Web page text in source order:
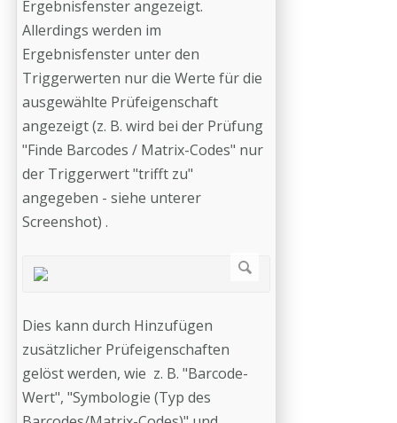
Ergebnisfenster angezeigt.
Allerdings werden im
Ergebnisfenster unter den
Triggerwerten nur die Werte für die
ausgewählte Prüfeigenschaft
angezeigt (z. B. wird bei der Prüfung
"Finde Barcodes / Matrix-Codes" nur
der Triggerwert "trifft zu"
angegeben - siehe unterer
Screenshot) .
Dies kann durch Hinzufügen
zusätzlicher Prüfeigenschaften
gelöst werden, wie z. B. "Barcode-
Wert", "Symbologie (Typ des